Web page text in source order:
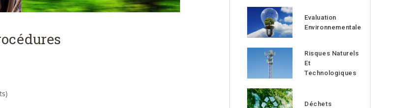
Evaluation
Environnementale
Risques Naturels
Et
Technologiques
Déchets